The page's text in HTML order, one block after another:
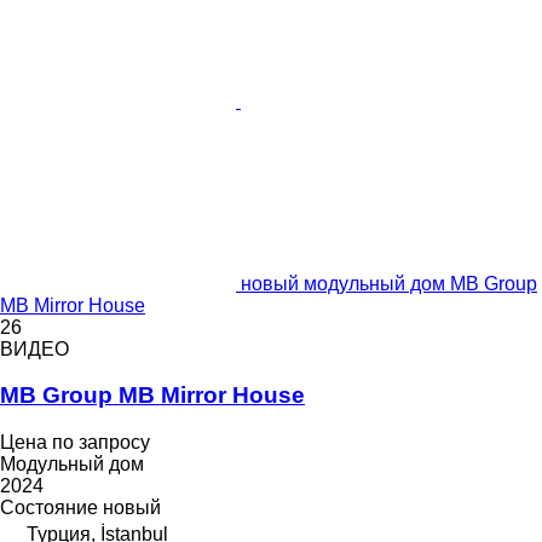
новый модульный дом MB Group
MB Mirror House
26
ВИДЕО
MB Group MB Mirror House
Цена по запросу
Модульный дом
2024
Состояние новый
Турция, İstanbul